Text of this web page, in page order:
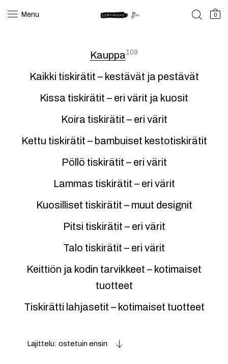
Menu 0
Kauppa109
Kaikki tiskirätit – kestävät ja pestävät
Kissa tiskirätit – eri värit ja kuosit
Koira tiskirätit – eri värit
Kettu tiskirätit – bambuiset kestotiskirätit
Pöllö tiskirätit – eri värit
Lammas tiskirätit – eri värit
Kuosilliset tiskirätit – muut designit
Pitsi tiskirätit – eri värit
Talo tiskirätit – eri värit
Keittiön ja kodin tarvikkeet – kotimaiset
tuotteet
Tiskirätti lahjasetit – kotimaiset tuotteet
Lajittelu: ostetuin ensin